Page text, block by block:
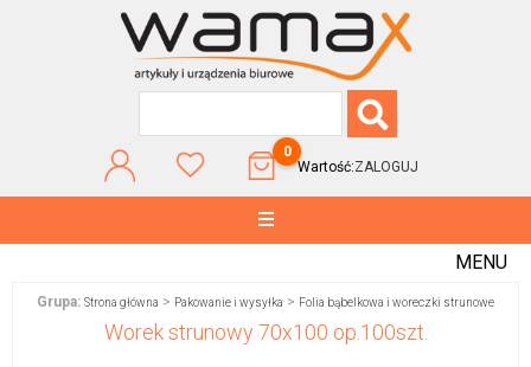
0
Wartość:ZALOGUJ
MENU
Grupa: Strona główna > Pakowanie i wysyłka > Folia bąbelkowa i woreczki strunowe
Worek strunowy 70x100 op.100szt.